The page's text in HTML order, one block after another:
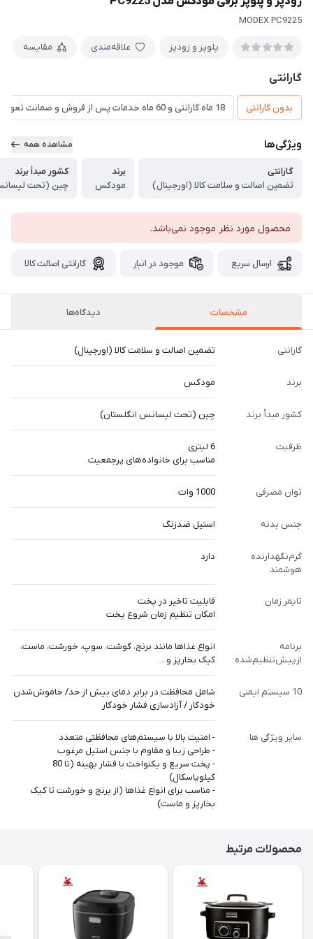
MODEX PC9225
پلوپز و زودپز علاقه‌مندی مقایسه
گارانتی
بدون گارانتی 18 ماه گارانتی و 60 ماه خدمات پس از فروش و ضمانت تعویض
ویژگی‌ها مشاهده همه
گارانتی
تضمین اصالت و سلامت کالا (اورجینال)
برند
مودکس
کشور مبدأ برند
چین (تحت
محصول مورد نظر موجود نمی‌باشد.
ارسال سریع موجود در انبار گارانتی اصالت کالا
مشخصات دیدگاه‌ها
گارانتی تضمین اصالت و سلامت کالا (اورجینال)
برند مودکس
کشور مبدأ برند چین (تحت لیسانس انگلستان)
ظرفیت
6 لیتری
مناسب برای خانواده‌های پرجمعیت
توان مصرفی 1000 وات
جنس بدنه استیل ضدزنگ
گرم‌نگهدارنده
هوشمند
دارد
تایمر زمان
قابلیت تاخیر در پخت
امکان تنظیم زمان شروع پخت
برنامه
ازپیش‌تنظیم‌شده
انواع غذاها مانند برنج، گوشت، سوپ، خورشت، ماست،
کیک بخارپز و...
10 سیستم ایمنی
شامل محافظت در برابر دمای بیش از حد/ خاموش‌شدن
خودکار / آزادسازی فشار خودکار
سایر ویژگی ها
- امنیت بالا با سیستم‌های محافظتی متعدد
- طراحی زیبا و مقاوم با جنس استیل مرغوب
- پخت سریع و یکنواخت با فشار بهینه (تا 80
کیلوپاسکال)
- مناسب برای انواع غذاها (از برنج و خورشت تا کیک
بخارپز و ماست)
محصولات مرتبط